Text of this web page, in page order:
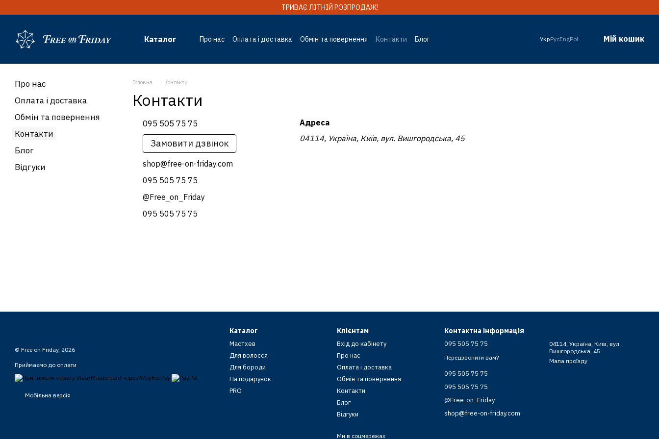
ТРИВАЄ ЛІТНІЙ РОЗПРОДАЖ!
Каталог Про нас Оплата і доставка Обмін та повернення Контакти
Блог
УкрРусEngPol Мій кошик
Головна Контакти
Контакти
095 505 75 75
Замовити дзвінок
shop@free-on-friday.com
095 505 75 75
@Free_on_Friday
095 505 75 75
Адреса
04114, Україна, Київ, вул. Вишгородська, 45
Про нас
Оплата і доставка
Обмін та повернення
Контакти
Блог
Відгуки
© Free on Friday, 2026
Приймаємо до оплати
Мобільна версія
Каталог
Мастхев
Для волосся
Для бороди
На подарунок
PRO
Клієнтам
Вхід до кабінету
Про нас
Оплата і доставка
Обмін та повернення
Контакти
Блог
Відгуки
Ми в соцмережах
Контактна інформація
095 505 75 75
Передзвонити вам?
095 505 75 75
095 505 75 75
@Free_on_Friday
shop@free-on-friday.com
04114, Україна, Київ, вул.
Вишгородська, 45
Мапа проїзду